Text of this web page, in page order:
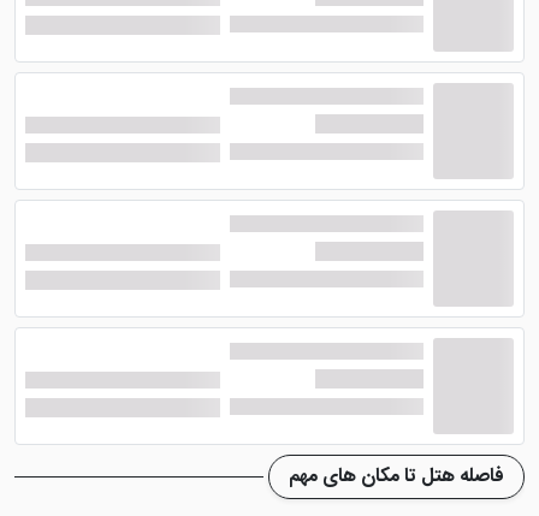
امکانات هتل گل نرگس گرگان
مسلما از یک هتل آپارتمان نمی توان توقع بسیار زیادی
داشت که امکانات قابل توجهی داشته باشد. اما این هتل
آپارتمان گرگان دارای امکاناتی نظیر پارکینگ، صندوق امانات،
اینترنت رایگان در لابی و اتاق ها، سرویس ایرانی و ... می
باشد. باید توجه داشت که این هتل آپارتمان گرگان رستوران
و کافی شاپ ندارد.
از مهم ترین ویژگی های این هتل آپارتمان گرگان می توان
موقعیت مکانی عالی آن را نام برد که به بازار نعلبندان، مسجد
جامع، پارک جنگلی النگدره، پارک جنگلی نهارخوران گرگان،
فاصله هتل تا مکان های مهم